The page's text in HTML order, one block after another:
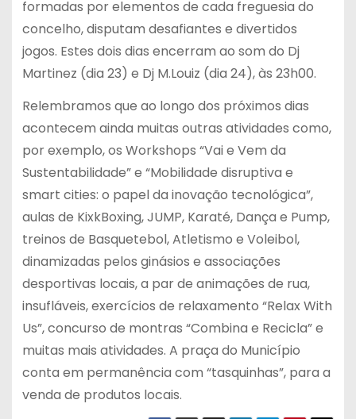
formadas por elementos de cada freguesia do
concelho, disputam desafiantes e divertidos
jogos. Estes dois dias encerram ao som do Dj
Martinez (dia 23) e Dj M.Louiz (dia 24), às 23h00.
Relembramos que ao longo dos próximos dias
acontecem ainda muitas outras atividades como,
por exemplo, os Workshops “Vai e Vem da
Sustentabilidade” e “Mobilidade disruptiva e
smart cities: o papel da inovação tecnológica”,
aulas de KixkBoxing, JUMP, Karaté, Dança e Pump,
treinos de Basquetebol, Atletismo e Voleibol,
dinamizadas pelos ginásios e associações
desportivas locais, a par de animações de rua,
insufláveis, exercícios de relaxamento “Relax With
Us”, concurso de montras “Combina e Recicla” e
muitas mais atividades. A praça do Município
conta em permanência com “tasquinhas”, para a
venda de produtos locais.